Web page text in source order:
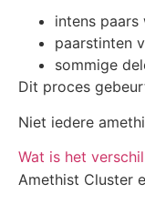
intens
paarstinten
sommige
Dit proces
Niet iedere
Wat is het
Amethist Cluster